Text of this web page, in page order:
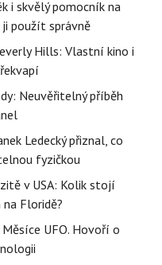
i skvělý pomocník na
použít správně
Hills: Vlastní kino i
Neuvěřitelný příběh
Ledecký přiznal, co
fyzičkou
v USA: Kolik stojí
Floridě?
UFO. Hovoří o